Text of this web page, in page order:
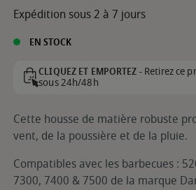
Expédition sous 2 à 7 jours
EN STOCK
CLIQUEZ ET EMPORTEZ -Retirez ce
sous 24h/48h
Cette housse de matière robuste
vent, de la poussière et de la pluie.
Compatibles avec les barbecues :
7300, 7400 & 7500 de la marque